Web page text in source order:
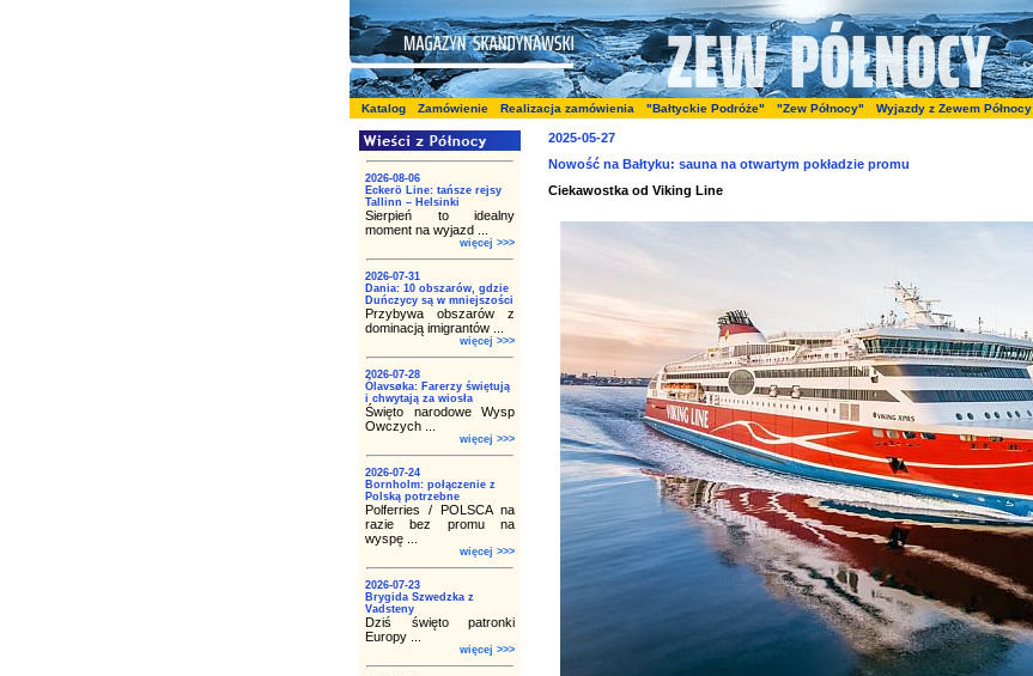
Katalog Zamówienie Realizacja zamówienia "Bałtyckie Podróże" "Zew Północy" Wyjazdy z Zewem Północy
2026-08-06
Eckerö Line: tańsze rejsy
Tallinn – Helsinki
Sierpień to idealny
moment na wyjazd ...
więcej >>>
2026-07-31
Dania: 10 obszarów, gdzie
Duńczycy są w mniejszości
Przybywa obszarów z
dominacją imigrantów ...
więcej >>>
2026-07-28
Ólavsøka: Farerzy świętują
i chwytają za wiosła
Święto narodowe Wysp
Owczych ...
więcej >>>
2026-07-24
Bornholm: połączenie z
Polską potrzebne
Polferries / POLSCA na
razie bez promu na
wyspę ...
więcej >>>
2026-07-23
Brygida Szwedzka z
Vadsteny
Dziś święto patronki
Europy ...
więcej >>>
2025-05-27
Nowość na Bałtyku: sauna na otwartym pokładzie promu
Ciekawostka od Viking Line